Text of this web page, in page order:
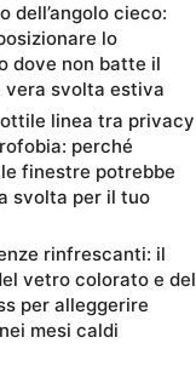
dell’angolo cieco:
lo
dove non batte il
vera svolta estiva
linea tra privacy
perché
finestre potrebbe
svolta per il tuo
rinfrescanti: il
vetro colorato e del
per alleggerire
mesi caldi